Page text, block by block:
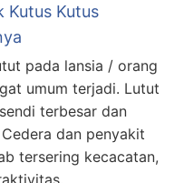
Kutus Kutus
pada lansia / orang
umum terjadi. Lutut
terbesar dan
dan penyakit
tersering kecacatan,